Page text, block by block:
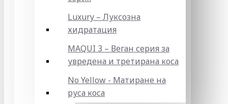
Luxury – Луксозна
хидратация
MAQUI 3 – Веган серия за
увредена и третирана коса
No Yellow - Матиране на
руса коса